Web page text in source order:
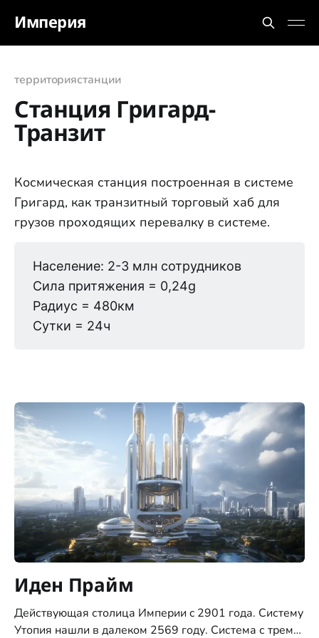
Империя
территориястанции
Станция Григард-
Транзит
Космическая станция построенная в системе
Григард, как транзитный торговый хаб для
грузов проходящих перевалку в системе.
Население: 2-3 млн сотрудников
Сила притяжения = 0,24g
Радиус = 480км
Сутки = 24ч
Иден Прайм
Действующая столица Империи c 2901 года. Систему
Утопия нашли в далеком 2569 году. Система с тремя